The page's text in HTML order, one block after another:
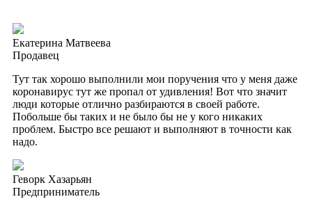
Екатерина Матвеева
Продавец
Тут так хорошо выполнили мои поручения что у меня даже
коронавирус тут же пропал от удивления! Вот что значит
люди которые отлично разбираются в своей работе.
Побольше бы таких и не было бы не у кого никаких
проблем. Быстро все решают и выполняют в точности как
надо.
Геворк Хазарьян
Предприниматель